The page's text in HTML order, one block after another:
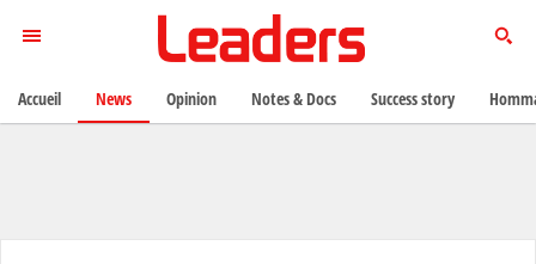
Accueil News Opinion Notes & Docs Success story